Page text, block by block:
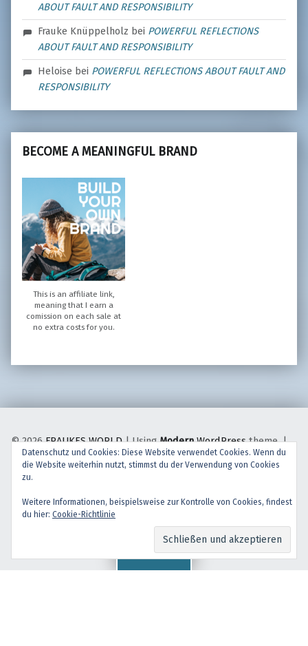
Menu
ABOUT FAULT AND RESPONSIBILITY
Frauke Knüppelholz bei POWERFUL REFLECTIONS
ABOUT FAULT AND RESPONSIBILITY
Heloise bei POWERFUL REFLECTIONS ABOUT FAULT AND
RESPONSIBILITY
BECOME A MEANINGFUL BRAND
This is an affiliate link,
meaning that I earn a
comission on each sale at
no extra costs for you.
© 2026FRAUKES WORLD |UsingModern WordPresstheme.|
Back to top ↑
facebook
instagram
Datenschutz und Cookies: Diese Website verwendet Cookies. Wenn du
die Website weiterhin nutzt, stimmst du der Verwendung von Cookies
zu.
Weitere Informationen, beispielsweise zur Kontrolle von Cookies, findest
du hier: Cookie-Richtlinie